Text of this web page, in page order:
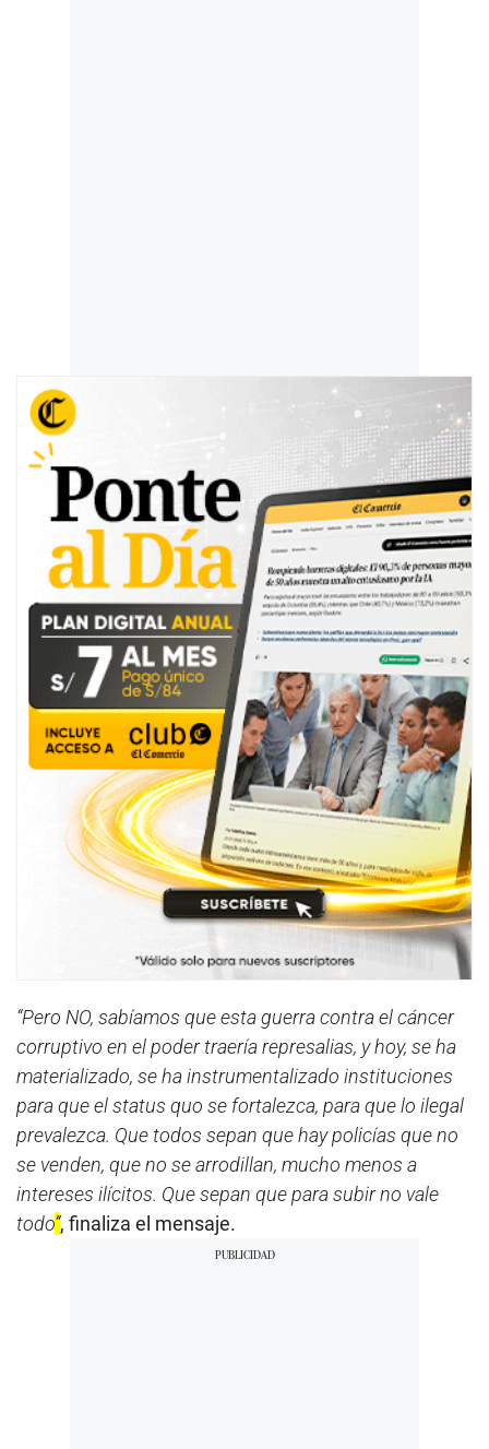
“Pero NO, sabíamos que esta guerra contra el cáncer
corruptivo en el poder traería represalias, y hoy, se ha
materializado, se ha instrumentalizado instituciones
para que el status quo se fortalezca, para que lo ilegal
prevalezca. Que todos sepan que hay policías que no
se venden, que no se arrodillan, mucho menos a
intereses ilícitos. Que sepan que para subir no vale
todo”, finaliza el mensaje.